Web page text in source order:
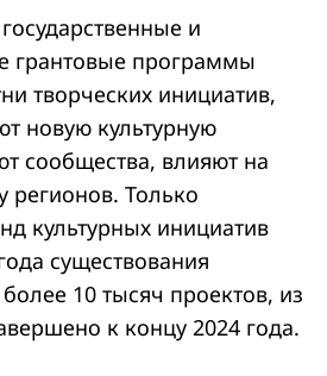
и
грантовые программы
творческих инициатив,
новую культурную
сообщества, влияют на
регионов. Только
культурных инициатив
существования
10 тысяч проектов, из
к концу 2024 года.